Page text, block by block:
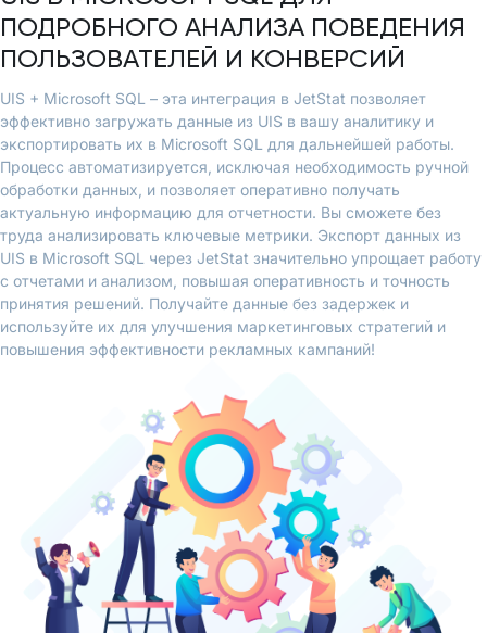
ПОДРОБНОГО АНАЛИЗА ПОВЕДЕНИЯ
ПОЛЬЗОВАТЕЛЕЙ И КОНВЕРСИЙ
UIS + Microsoft SQL – эта интеграция в JetStat позволяет
эффективно загружать данные из UIS в вашу аналитику и
экспортировать их в Microsoft SQL для дальнейшей работы.
Процесс автоматизируется, исключая необходимость ручной
обработки данных, и позволяет оперативно получать
актуальную информацию для отчетности. Вы сможете без
труда анализировать ключевые метрики. Экспорт данных из
UIS в Microsoft SQL через JetStat значительно упрощает работу
с отчетами и анализом, повышая оперативность и точность
принятия решений. Получайте данные без задержек и
используйте их для улучшения маркетинговых стратегий и
повышения эффективности рекламных кампаний!